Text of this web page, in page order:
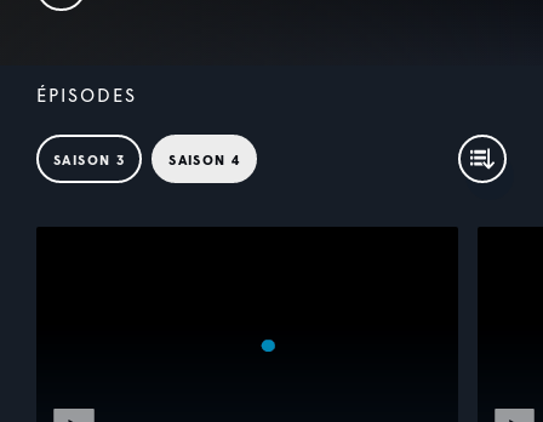
ÉPISODES
SAISON 3 SAISON 4